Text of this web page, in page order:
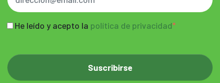
He leído y acepto la política de privacidad